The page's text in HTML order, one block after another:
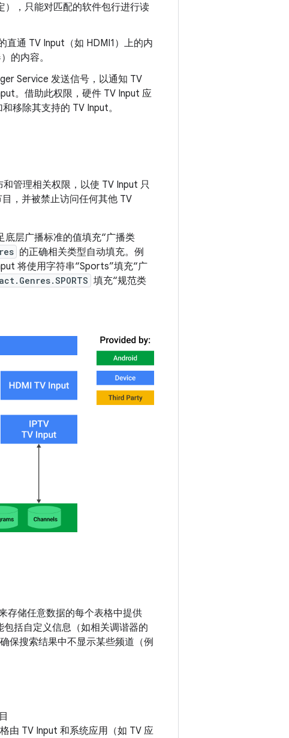
），只能对匹配的软件包行进行读
通 TV Input（如 HDMI1）上的内
的内容。
Service 发送信号，以通知 TV
。借助此权限，硬件 TV Input 应
移除其支持的 TV Input。
管理相关权限，以使 TV Input 只
，并被禁止访问任何其他 TV
底层广播标准的值填充“广播类
的正确相关类型自动填充。例
将使用字符串“Sports”填充“广
填充“规范类
存储任意数据的每个表格中提供
包括自定义信息（如相关调谐器的
保搜索结果中不显示某些频道（例
由 TV Input 和系统应用（如 TV 应